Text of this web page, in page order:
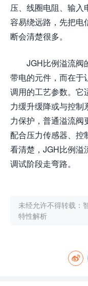
压、线圈电阻、输入
容易绕远路，先把电
断会清楚很多。
JGH比例溢流阀
带电的元件，而在于
调用的工艺参数。它
力缓升缓降或与控制
力保护，普通溢流阀
配合压力传感器、控
看清楚，JGH比例溢
调试阶段走弯路。
未经允许不得转载：
特性解析